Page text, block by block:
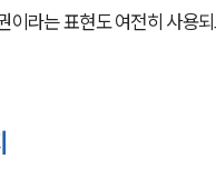
이라는 표현도 여전히 사용